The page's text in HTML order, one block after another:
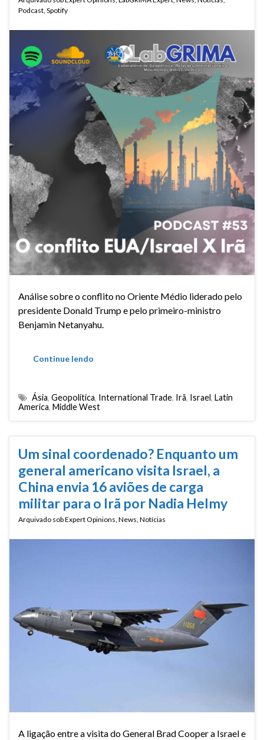
Podcast, Spotify
Análise sobre o conflito no Oriente Médio liderado pelo
presidente Donald Trump e pelo primeiro-ministro
Benjamin Netanyahu.
Continue lendo
Ásia, Geopolítica, International Trade, Irã, Israel, Latin
America, Middle West
Um sinal coordenado? Enquanto um
general americano visita Israel, a
China envia 16 aviões de carga
militar para o Irã por Nadia Helmy
Arquivado sobExpert Opinions, News, Notícias
A ligação entre a visita do General Brad Cooper a Israel e